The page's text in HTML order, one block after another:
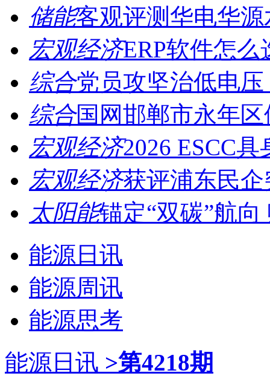
储能客观评测华电华
宏观经济ERP软件怎
综合党员攻坚治低电
综合国网邯郸市永年
宏观经济2026 ESCC
宏观经济获评浦东民
太阳能锚定“双碳”航
能源日讯
能源周讯
能源思考
能源日讯 >第4218期